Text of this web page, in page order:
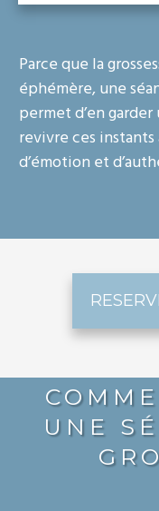
Parce que la
éphémère, une
permet d’en
revivre ces instants
d’émotion et
UNE